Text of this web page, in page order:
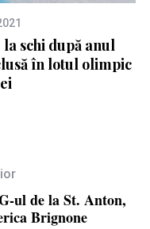
schi după anul
în lotul olimpic
ul de la St. Anton,
Brignone